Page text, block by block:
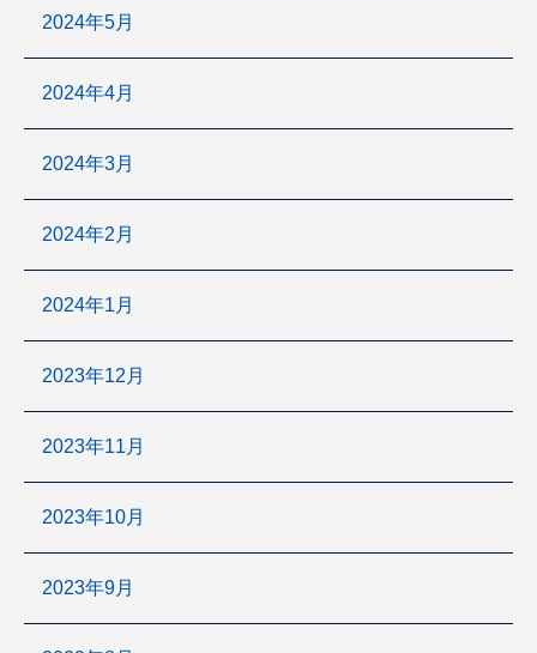
2024年5月
2024年4月
2024年3月
2024年2月
2024年1月
2023年12月
2023年11月
2023年10月
2023年9月